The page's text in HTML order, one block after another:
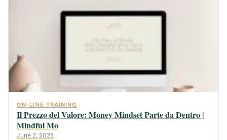
ON-LINE TRAINING
Il Prezzo del Valore: Money Mindset Parte da Dentro |
Mindful Mo
June 2, 2025